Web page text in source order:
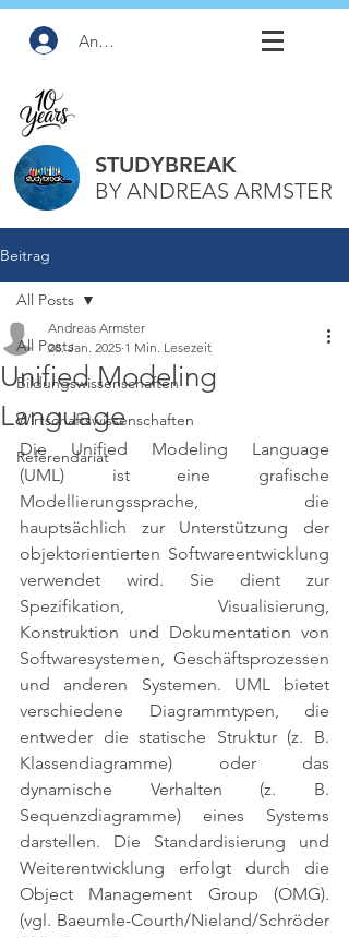
Anmelden
STUDYBREAK
BY ANDREAS ARMSTER
Beitrag
All Posts
Bildungswissenschaften
Wirtschaftswissenschaften
Referendariat
All Posts
Unified Modeling
Language
Andreas Armster
28. Jan. 2025 1 Min. Lesezeit
Die Unified Modeling Language
(UML) ist eine grafische
Modellierungssprache, die
hauptsächlich zur Unterstützung der
objektorientierten Softwareentwicklung
verwendet wird. Sie dient zur
Spezifikation, Visualisierung,
Konstruktion und Dokumentation von
Softwaresystemen, Geschäftsprozessen
und anderen Systemen. UML bietet
verschiedene Diagrammtypen, die
entweder die statische Struktur (z. B.
Klassendiagramme) oder das
dynamische Verhalten (z. B.
Sequenzdiagramme) eines Systems
darstellen. Die Standardisierung und
Weiterentwicklung erfolgt durch die
(vgl. Baeumle-Courth/Nieland/Schröder